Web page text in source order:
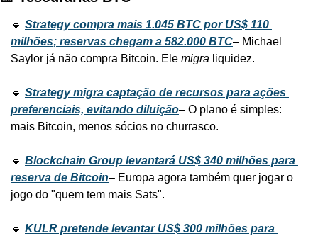
🔹 Strategy compra mais 1.045 BTC por US$ 110
milhões; reservas chegam a 582.000 BTC– Michael
Saylor já não compra Bitcoin. Ele migra liquidez.
🔹 Strategy migra captação de recursos para ações
preferenciais, evitando diluição– O plano é simples:
mais Bitcoin, menos sócios no churrasco.
🔹 Blockchain Group levantará US$ 340 milhões para
reserva de Bitcoin– Europa agora também quer jogar o
jogo do "quem tem mais Sats".
🔹 KULR pretende levantar US$ 300 milhões para